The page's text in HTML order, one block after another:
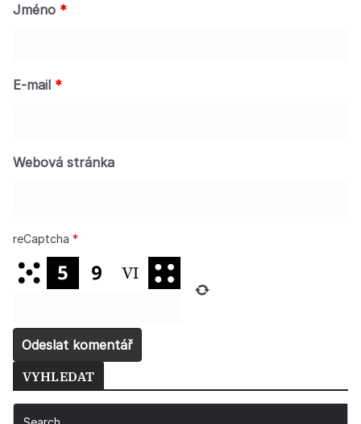
Jméno *
E-mail *
Webová stránka
reCaptcha *
VYHLEDAT